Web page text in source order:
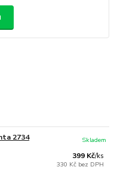
2734
399 Kč/ks
330 Kč bez DPH
Skladem